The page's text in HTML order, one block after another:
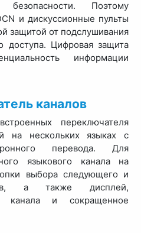
Поэтому
и дискуссионные пульты
защитой от подслушивания
доступа. Цифровая защита
информации
каналов
переключателя
на нескольких языках с
перевода. Для
языкового канала на
выбора следующего и
а также дисплей,
канала и сокращенное